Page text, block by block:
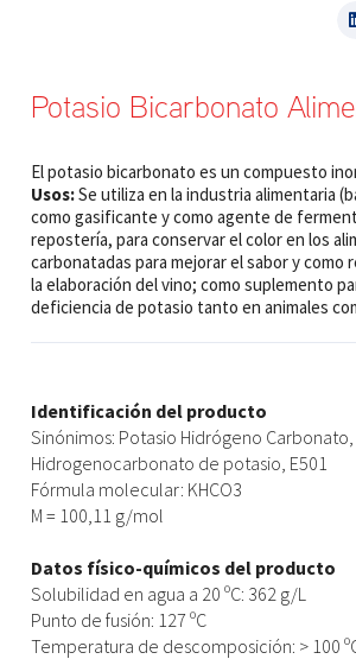
Potasio Bicarbonato
El potasio bicarbonato es un compuesto
Usos:Se utiliza en la industria alimentaria
como gasificante y como agente de
repostería, para conservar el color en los
carbonatadas para mejorar el sabor y como
la elaboración del vino; como suplemento
deficiencia de potasio tanto en animales
Identificación del producto
Sinónimos: Potasio Hidrógeno Carbonato,
Hidrogenocarbonato de potasio, E501
Fórmula molecular: KHCO3
M = 100,11 g/mol
Datos físico-químicos del producto
Solubilidad en agua a 20 ºC: 362 g/L
Punto de fusión: 127 ºC
Temperatura de descomposición: > 100